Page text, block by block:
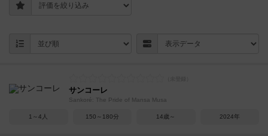
サンコーレ
Sankoré: The Pride of Mansa Musa
1～4人 150～180分 14歳～ 2024年